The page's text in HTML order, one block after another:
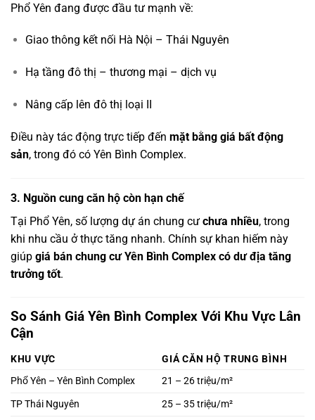
Phổ Yên đang được đầu tư mạnh về:
Giao thông kết nối Hà Nội – Thái Nguyên
Hạ tầng đô thị – thương mại – dịch vụ
Nâng cấp lên đô thị loại II
Điều này tác động trực tiếp đến mặt bằng giá bất động
sản, trong đó có Yên Bình Complex.
3. Nguồn cung căn hộ còn hạn chế
Tại Phổ Yên, số lượng dự án chung cư chưa nhiều, trong
khi nhu cầu ở thực tăng nhanh. Chính sự khan hiếm này
giúp giá bán chung cư Yên Bình Complex có dư địa tăng
trưởng tốt.
So Sánh Giá Yên Bình Complex Với Khu Vực Lân
Cận
KHU VỰC
GIÁ CĂN HỘ TRUNG BÌNH
Phổ Yên – Yên Bình Complex
21 – 26 triệu/m²
TP Thái Nguyên
25 – 35 triệu/m²